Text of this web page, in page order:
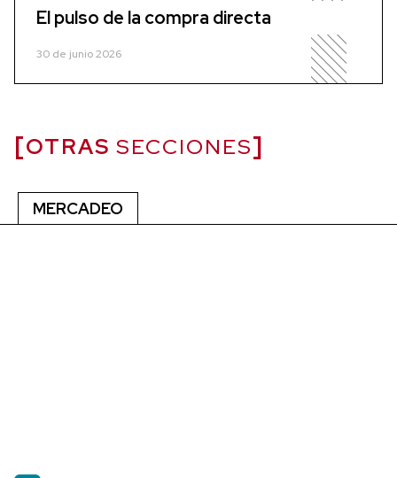
El pulso de la compra directa
30 de junio 2026
OTRAS SECCIONES
MERCADEO